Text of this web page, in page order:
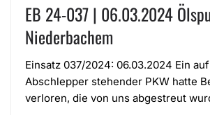
EB 24-037 | 06.03.2024
Niederbachem
Einsatz 037/2024: 06.03.2024 Ein
Abschlepper stehender PKW hatte
verloren, die von uns abgestreut